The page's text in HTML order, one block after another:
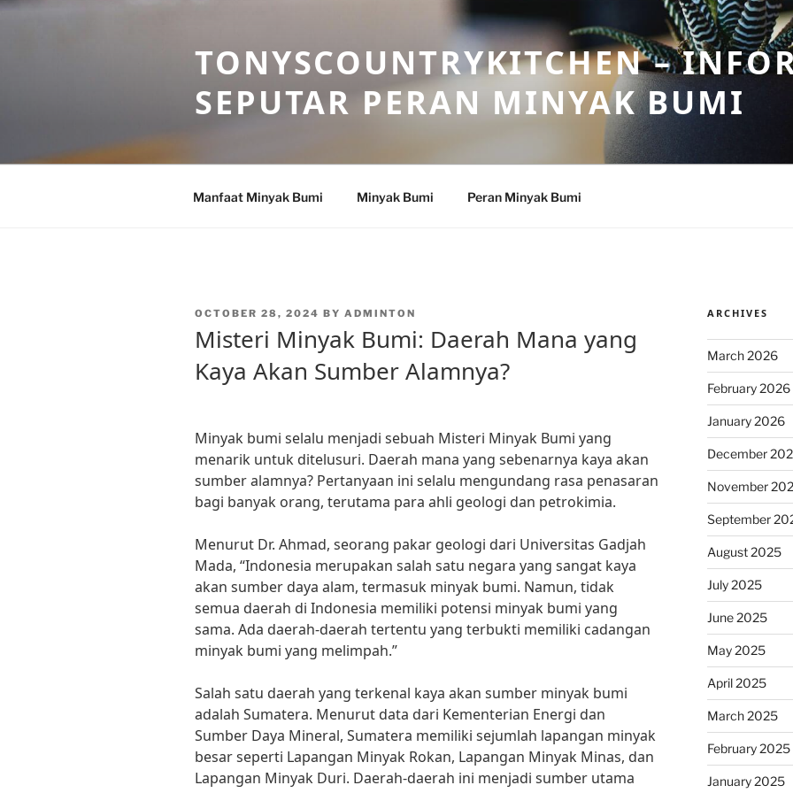
Skip
TONYSCOUNTRYKITCHEN –
SEPUTAR PERAN MINYAK BUMI
Manfaat Minyak Bumi Minyak Bumi Peran Minyak Bumi
POSTED
OCTOBER 28, 2024 BY ADMINTON
Misteri Minyak Bumi: Daerah Mana yang
Kaya Akan Sumber Alamnya?
Minyak bumi selalu menjadi sebuah Misteri Minyak Bumi yang
menarik untuk ditelusuri. Daerah mana yang sebenarnya kaya akan
sumber alamnya? Pertanyaan ini selalu mengundang rasa penasaran
bagi banyak orang, terutama para ahli geologi dan petrokimia.
Menurut Dr. Ahmad, seorang pakar geologi dari Universitas Gadjah
Mada, “Indonesia merupakan salah satu negara yang sangat kaya
akan sumber daya alam, termasuk minyak bumi. Namun, tidak
semua daerah di Indonesia memiliki potensi minyak bumi yang
sama. Ada daerah-daerah tertentu yang terbukti memiliki cadangan
minyak bumi yang melimpah.”
Salah satu daerah yang terkenal kaya akan sumber minyak bumi
adalah Sumatera. Menurut data dari Kementerian Energi dan
Sumber Daya Mineral, Sumatera memiliki sejumlah lapangan minyak
besar seperti Lapangan Minyak Rokan, Lapangan Minyak Minas, dan
Lapangan Minyak Duri. Daerah-daerah ini menjadi sumber utama
ARCHIVES
March 2026
February 2026
January 2026
December
November
September
August 2025
July 2025
June 2025
May 2025
April 2025
March 2025
February 2025
January 2025